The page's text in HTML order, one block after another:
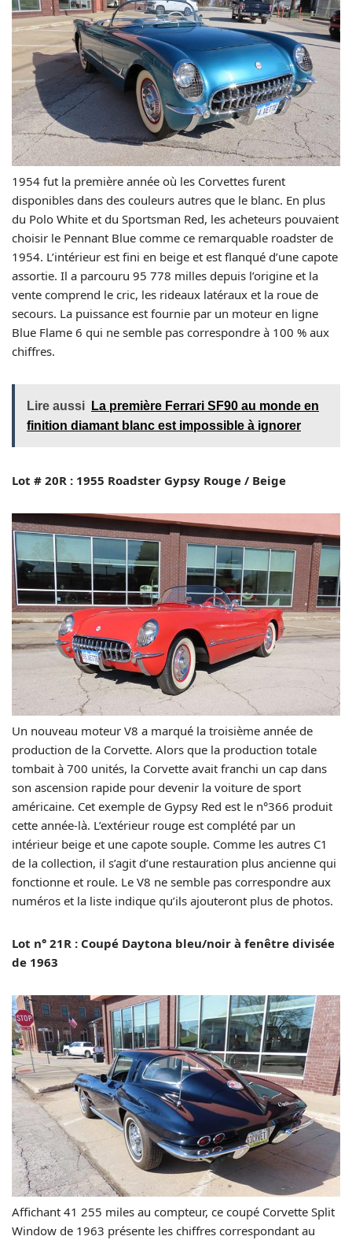
1954 fut la première année où les Corvettes furent
disponibles dans des couleurs autres que le blanc. En plus
du Polo White et du Sportsman Red, les acheteurs pouvaient
choisir le Pennant Blue comme ce remarquable roadster de
1954. L’intérieur est fini en beige et est flanqué d’une capote
assortie. Il a parcouru 95 778 milles depuis l’origine et la
vente comprend le cric, les rideaux latéraux et la roue de
secours. La puissance est fournie par un moteur en ligne
Blue Flame 6 qui ne semble pas correspondre à 100 % aux
chiffres.
Lire aussi
La première Ferrari SF90 au monde en
finition diamant blanc est impossible à ignorer
Lot # 20R : 1955 Roadster Gypsy Rouge / Beige
Un nouveau moteur V8 a marqué la troisième année de
production de la Corvette. Alors que la production totale
tombait à 700 unités, la Corvette avait franchi un cap dans
son ascension rapide pour devenir la voiture de sport
américaine. Cet exemple de Gypsy Red est le n°366 produit
cette année-là. L’extérieur rouge est complété par un
intérieur beige et une capote souple. Comme les autres C1
de la collection, il s’agit d’une restauration plus ancienne qui
fonctionne et roule. Le V8 ne semble pas correspondre aux
numéros et la liste indique qu’ils ajouteront plus de photos.
Lot n° 21R : Coupé Daytona bleu/noir à fenêtre divisée
de 1963
Affichant 41 255 miles au compteur, ce coupé Corvette Split
Window de 1963 présente les chiffres correspondant au